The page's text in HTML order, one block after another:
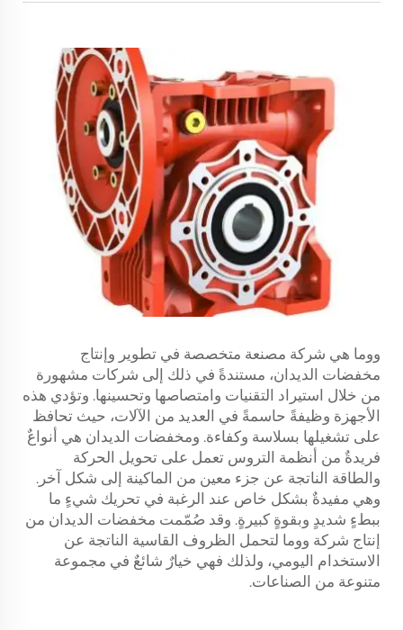
ووما هي شركة مصنعة متخصصة في تطوير وإنتاج
مخفضات الديدان، مستندةً في ذلك إلى شركات مشهورة
من خلال استيراد التقنيات وامتصاصها وتحسينها. وتؤدي هذه
الأجهزة وظيفةً حاسمةً في العديد من الآلات، حيث تحافظ
على تشغيلها بسلاسة وكفاءة. ومخفضات الديدان هي أنواعٌ
فريدةٌ من أنظمة التروس تعمل على تحويل الحركة
والطاقة الناتجة عن جزء معين من الماكينة إلى شكل آخر.
وهي مفيدةٌ بشكل خاص عند الرغبة في تحريك شيءٍ ما
ببطءٍ شديدٍ وبقوةٍ كبيرةٍ. وقد صُمّمت مخفضات الديدان من
إنتاج شركة ووما لتحمل الظروف القاسية الناتجة عن
الاستخدام اليومي، ولذلك فهي خيارٌ شائعٌ في مجموعة
متنوعة من الصناعات.